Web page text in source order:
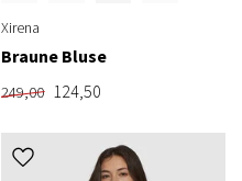
Xirena
Braune Bluse
249,00 124,50